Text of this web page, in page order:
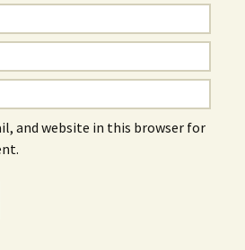
and website in this browser for